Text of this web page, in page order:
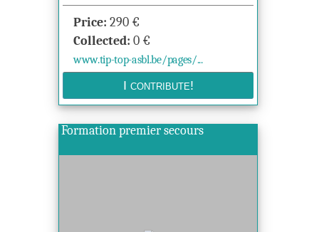
Price: 290 €
Collected: 0 €
www.tip-top-asbl.be/pages/...
Formation premier secours